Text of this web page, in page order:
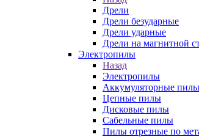
Дрели
Дрели безударные
Дрели ударные
Дрели на магнитной
Электропилы
Назад
Электропилы
Аккумуляторные пилы
Цепные пилы
Дисковые пилы
Сабельные пилы
Пилы отрезные по